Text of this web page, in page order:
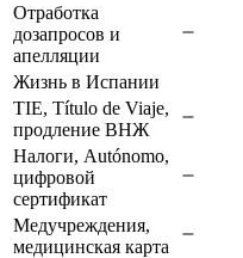
Отработка
дозапросов и
апелляции
Жизнь в Испании
TIE, Título de Viaje,
продление ВНЖ
Налоги, Autónomo,
цифровой
сертификат
Медучреждения,
медицинская карта